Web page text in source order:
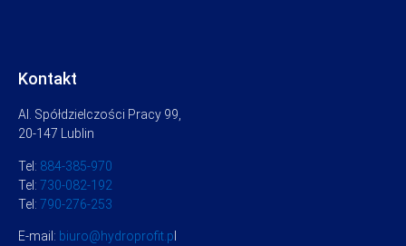
Kontakt
Al. Spółdzielczości Pracy 99,
20-147 Lublin
Tel: 884-385-970
Tel: 730-082-192
Tel: 790-276-253
E-mail: biuro@hydroprofit.p